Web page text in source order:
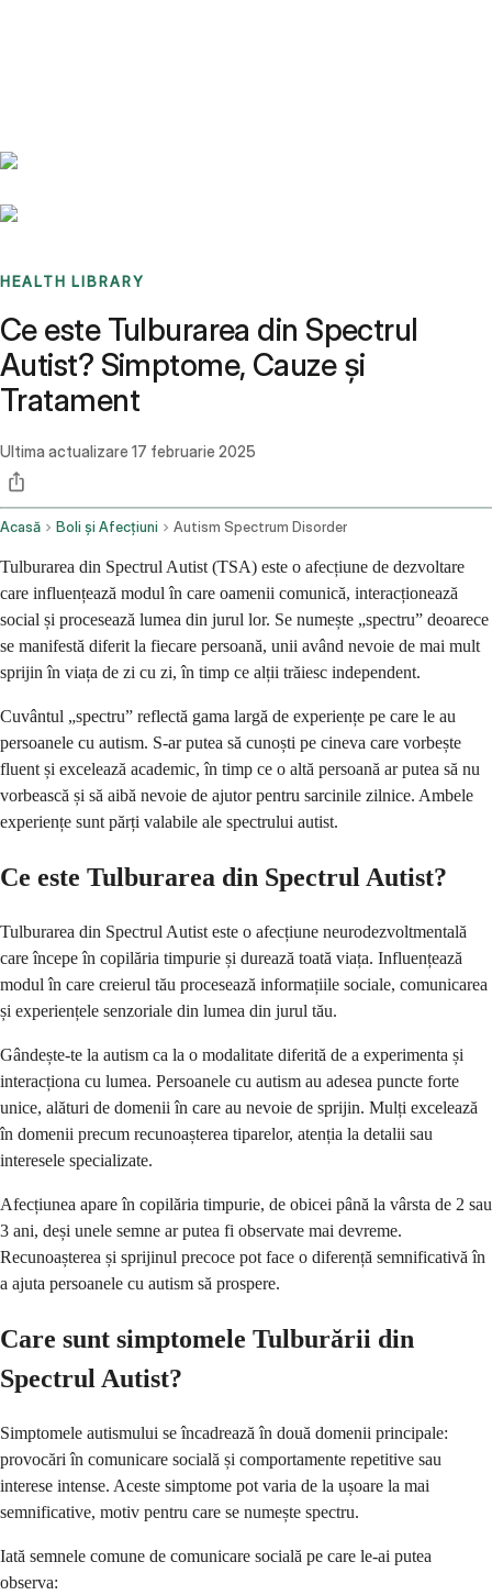
HEALTH LIBRARY
Ce este Tulburarea din Spectrul
Autist? Simptome, Cauze și
Tratament
Ultima actualizare 17 februarie 2025
Acasă Boli și Afecțiuni Autism Spectrum Disorder
Tulburarea din Spectrul Autist (TSA) este o afecțiune de dezvoltare
care influențează modul în care oamenii comunică, interacționează
social și procesează lumea din jurul lor. Se numește „spectru” deoarece
se manifestă diferit la fiecare persoană, unii având nevoie de mai mult
sprijin în viața de zi cu zi, în timp ce alții trăiesc independent.
Cuvântul „spectru” reflectă gama largă de experiențe pe care le au
persoanele cu autism. S-ar putea să cunoști pe cineva care vorbește
fluent și excelează academic, în timp ce o altă persoană ar putea să nu
vorbească și să aibă nevoie de ajutor pentru sarcinile zilnice. Ambele
experiențe sunt părți valabile ale spectrului autist.
Ce este Tulburarea din Spectrul Autist?
Tulburarea din Spectrul Autist este o afecțiune neurodezvoltmentală
care începe în copilăria timpurie și durează toată viața. Influențează
modul în care creierul tău procesează informațiile sociale, comunicarea
și experiențele senzoriale din lumea din jurul tău.
Gândește-te la autism ca la o modalitate diferită de a experimenta și
interacționa cu lumea. Persoanele cu autism au adesea puncte forte
unice, alături de domenii în care au nevoie de sprijin. Mulți excelează
în domenii precum recunoașterea tiparelor, atenția la detalii sau
interesele specializate.
Afecțiunea apare în copilăria timpurie, de obicei până la vârsta de 2 sau
3 ani, deși unele semne ar putea fi observate mai devreme.
Recunoașterea și sprijinul precoce pot face o diferență semnificativă în
a ajuta persoanele cu autism să prospere.
Care sunt simptomele Tulburării din
Spectrul Autist?
Simptomele autismului se încadrează în două domenii principale:
provocări în comunicare socială și comportamente repetitive sau
interese intense. Aceste simptome pot varia de la ușoare la mai
semnificative, motiv pentru care se numește spectru.
Iată semnele comune de comunicare socială pe care le-ai putea
observa: